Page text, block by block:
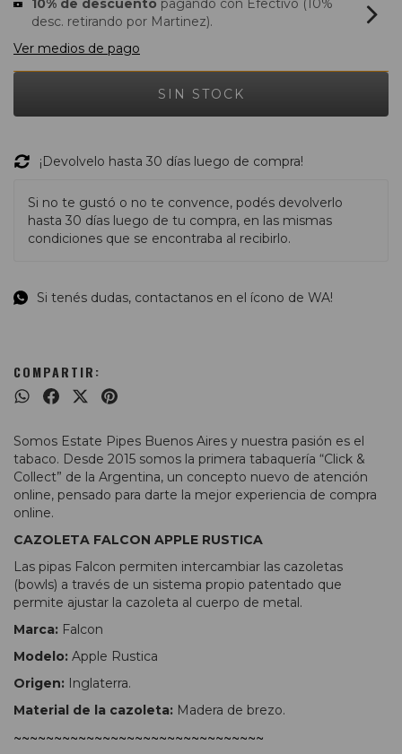
10% de descuento pagando con Efectivo (10%
desc. retirando por Martinez).
Ver medios de pago
¡Devolvelo hasta 30 días luego de compra!
Si no te gustó o no te convence, podés devolverlo
hasta 30 días luego de tu compra, en las mismas
condiciones que se encontraba al recibirlo.
Si tenés dudas, contactanos en el ícono de WA!
COMPARTIR:
Somos Estate Pipes Buenos Aires y nuestra pasión es el
tabaco. Desde 2015 somos la primera tabaquería “Click &
Collect” de la Argentina, un concepto nuevo de atención
online, pensado para darte la mejor experiencia de compra
online.
CAZOLETA FALCON APPLE RUSTICA
Las pipas Falcon permiten intercambiar las cazoletas
(bowls) a través de un sistema propio patentado que
permite ajustar la cazoleta al cuerpo de metal.
Marca: Falcon
Modelo: Apple Rustica
Origen: Inglaterra.
Material de la cazoleta: Madera de brezo.
~~~~~~~~~~~~~~~~~~~~~~~~~~~~~~~